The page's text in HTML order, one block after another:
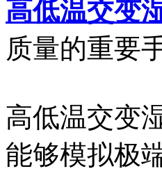
高低温交变
质量的重要
高低温交变
能够模拟极